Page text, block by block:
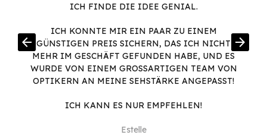
ICH FINDE DIE IDEE GENIAL.
ICH KONNTE MIR EIN PAAR ZU EINEM
GÜNSTIGEN PREIS SICHERN, DAS ICH NICHT
MEHR IM GESCHÄFT GEFUNDEN HABE, UND ES
WURDE VON EINEM GROSSARTIGEN TEAM VON O
PTIKERN AN MEINE SEHSTÄRKE ANGEPASST!
ICH KANN ES NUR EMPFEHLEN!
Estelle
arrow_back arrow_forward